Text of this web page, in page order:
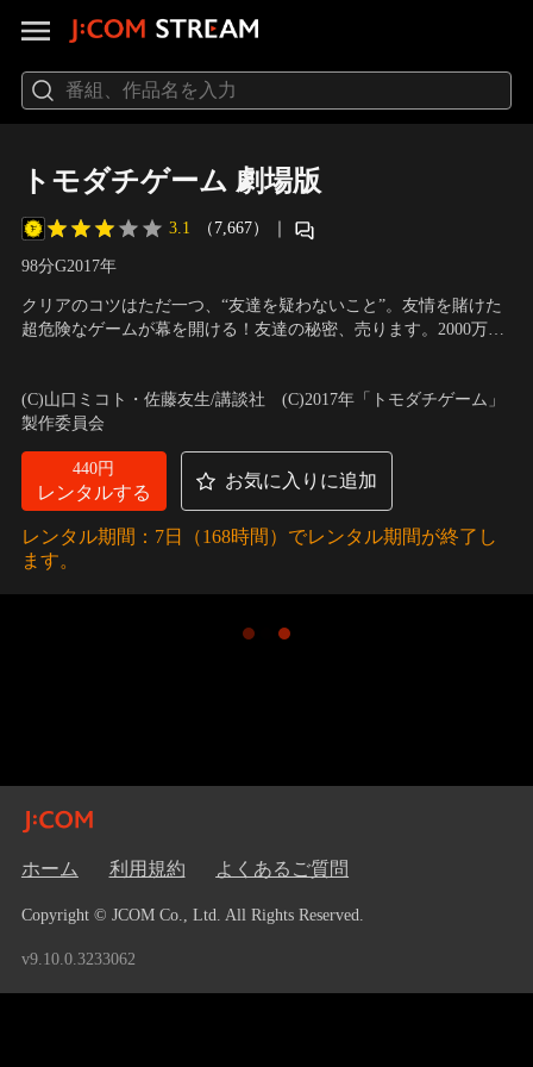
トモダチゲーム 劇場版
3.1 （7,667） ｜
98分G2017年
クリアのコツはただ一つ、“友達を疑わないこと”。友情を賭けた
超危険なゲームが幕を開ける！友達の秘密、売ります。2000万円
（山田裕貴）、四部誠（大倉士門）、心木ゆとり（根本凪）。5
人の中の誰かが2,000万の借金を負い…。
(C)山口ミコト・佐藤友生/講談社 (C)2017年「トモダチゲーム」
製作委員会
440円
レンタルする
お気に入りに追加
レンタル期間：7日（168時間）でレンタル期間が終了し
ます。
ホーム 利用規約 よくあるご質問
Copyright © JCOM Co., Ltd. All Rights Reserved.
v9.10.0.3233062